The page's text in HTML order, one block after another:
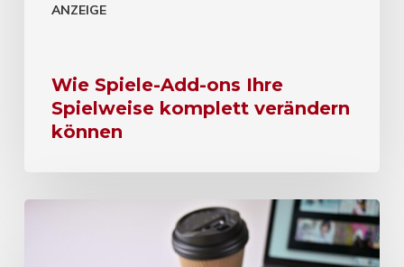
ANZEIGE
Wie Spiele-Add-ons Ihre
Spielweise komplett verändern
können